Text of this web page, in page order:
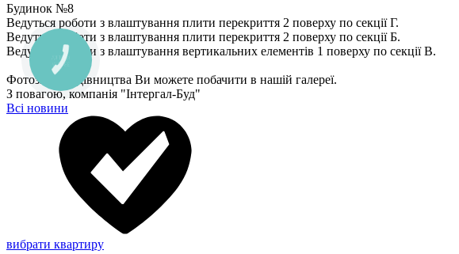
Будинок №8
Ведуться роботи з влаштування плити перекриття 2 поверху по секції Г.
Ведуться роботи з влаштування плити перекриття 2 поверху по секції Б.
Ведуться роботи з влаштування вертикальних елементів 1 поверху по секції В.
Фотозвіт з будівництва Ви можете побачити в нашій галереї.
З повагою, компанія "Інтергал-Буд"
Всі новини
вибрати квартиру